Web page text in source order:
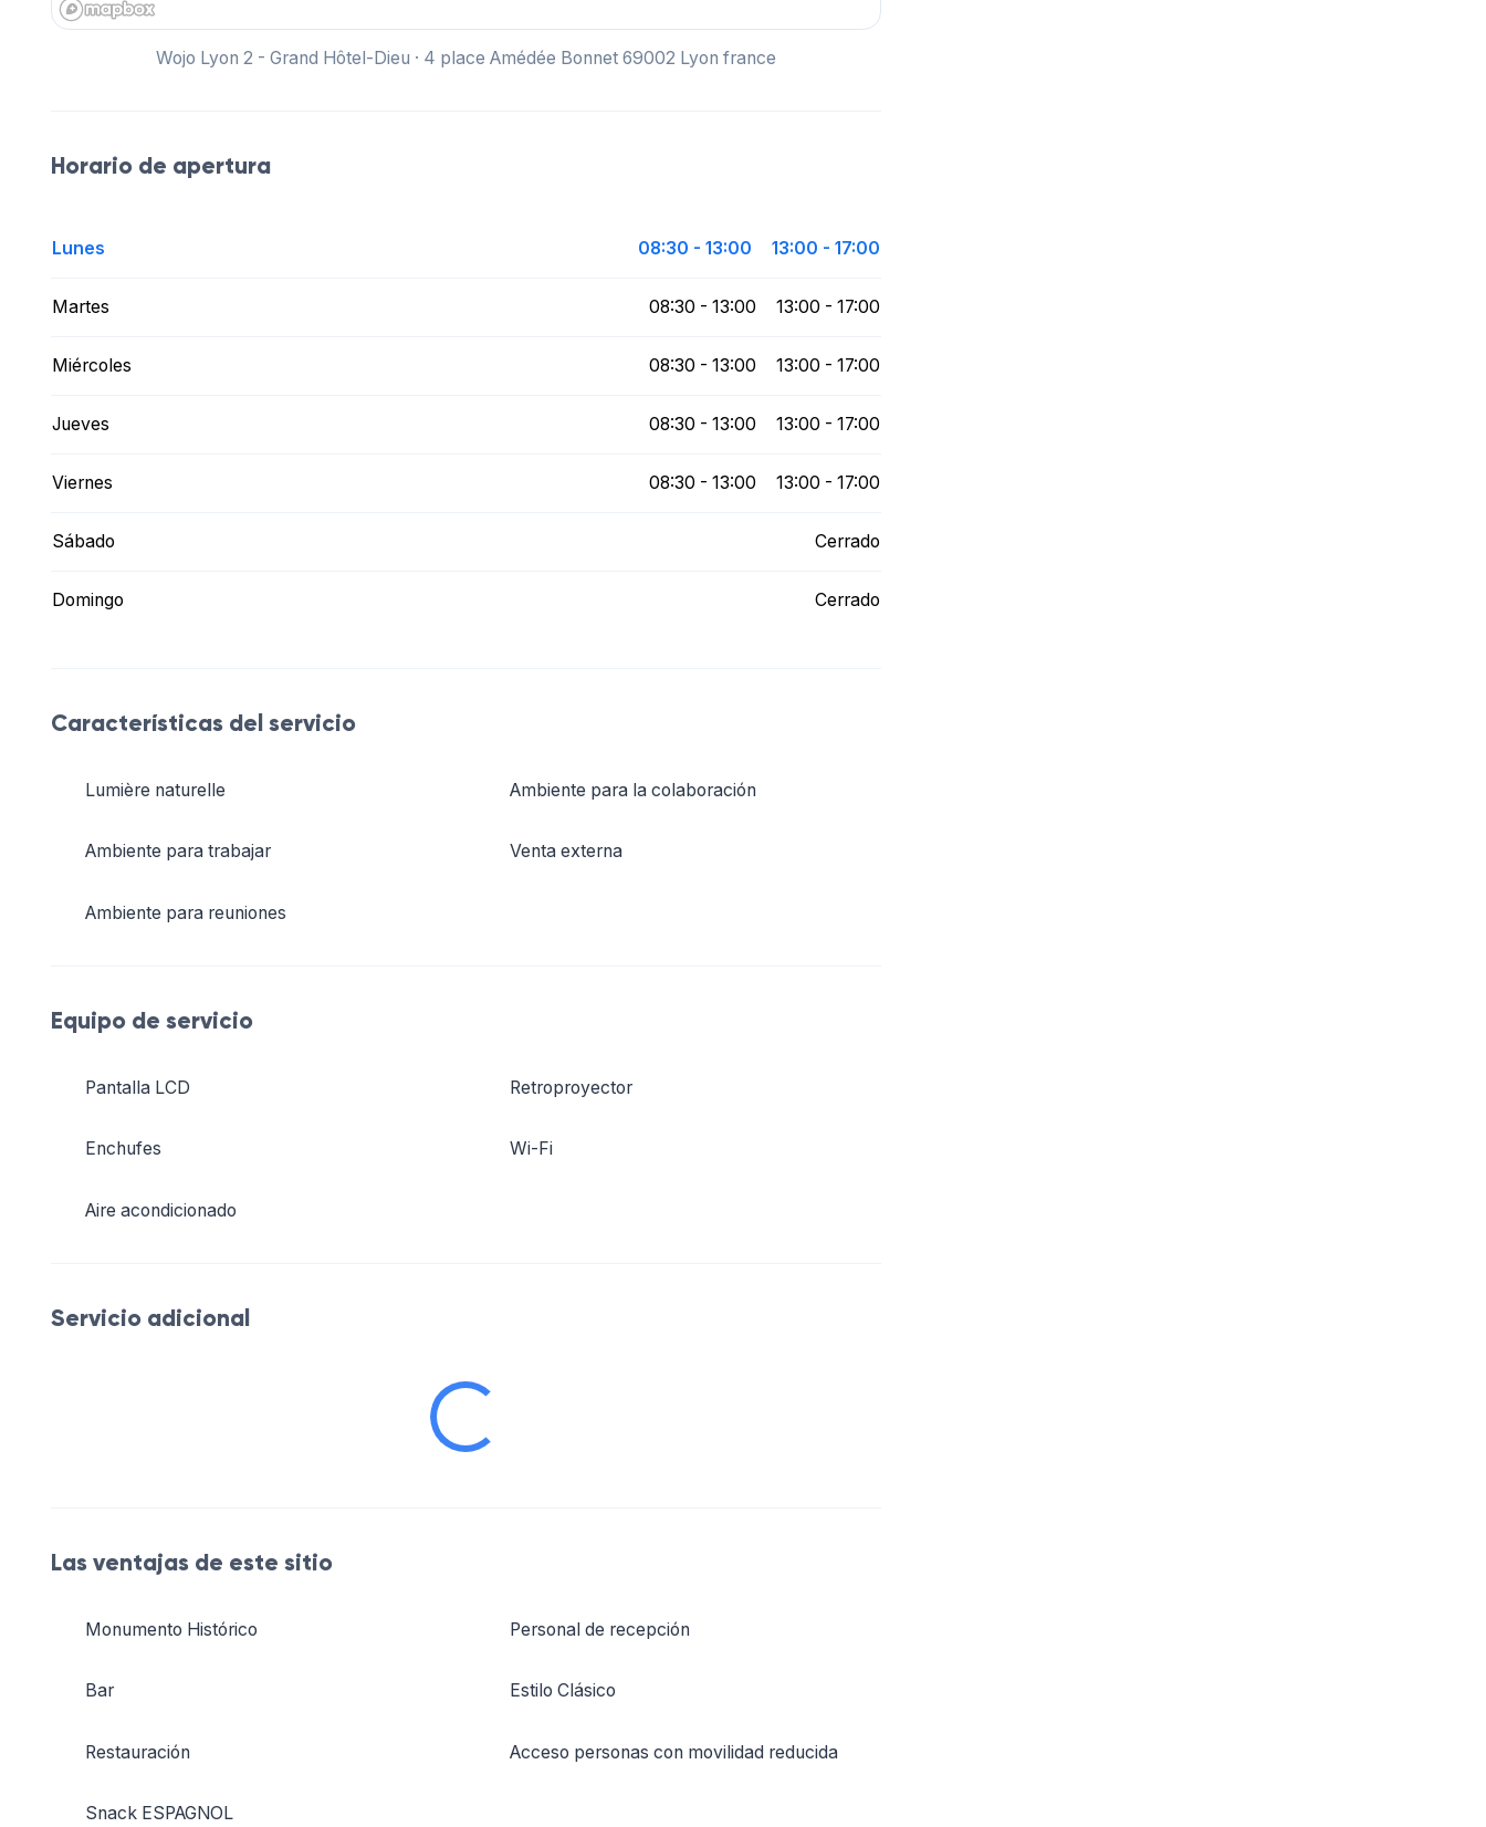
Wojo Lyon 2 - Grand Hôtel-Dieu · 4 place Amédée Bonnet 69002 Lyon france
Horario de apertura
Lunes 08:30 - 13:00 13:00 - 17:00
Martes 08:30 - 13:00 13:00 - 17:00
Miércoles 08:30 - 13:00 13:00 - 17:00
Jueves 08:30 - 13:00 13:00 - 17:00
Viernes 08:30 - 13:00 13:00 - 17:00
Sábado Cerrado
Domingo Cerrado
Características del servicio
Lumière naturelle
Ambiente para trabajar
Ambiente para reuniones
Ambiente para la colaboración
Venta externa
Equipo de servicio
Pantalla LCD
Enchufes
Aire acondicionado
Retroproyector
Wi-Fi
Servicio adicional
Las ventajas de este sitio
Monumento Histórico
Bar
Restauración
Snack ESPAGNOL
Personal de recepción
Estilo Clásico
Acceso personas con movilidad reducida